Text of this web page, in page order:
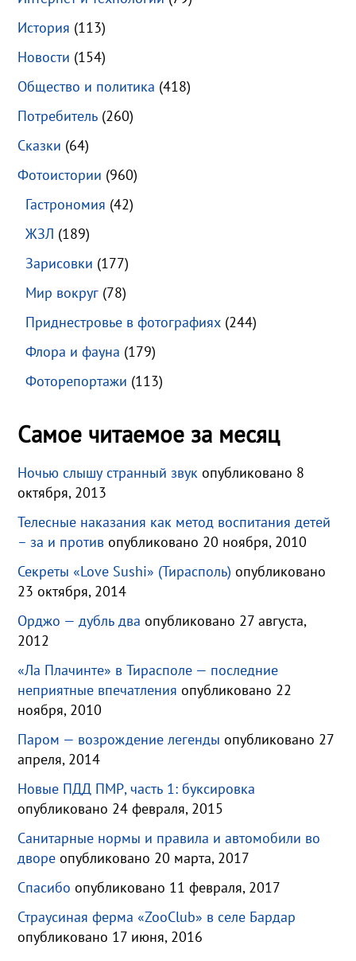
История (113)
Новости (154)
Общество и политика (418)
Потребитель (260)
Сказки (64)
Фотоистории (960)
Гастрономия (42)
ЖЗЛ (189)
Зарисовки (177)
Мир вокруг (78)
Приднестровье в фотографиях (244)
Флора и фауна (179)
Фоторепортажи (113)
Самое читаемое за месяц
Ночью слышу странный звук опубликовано 8
октября, 2013
Телесные наказания как метод воспитания детей
– за и против опубликовано 20 ноября, 2010
Секреты «Love Sushi» (Тирасполь) опубликовано
23 октября, 2014
Орджо — дубль два опубликовано 27 августа,
2012
«Ла Плачинте» в Тирасполе — последние
неприятные впечатления опубликовано 22
ноября, 2010
Паром — возрождение легенды опубликовано 27
апреля, 2014
Новые ПДД ПМР, часть 1: буксировка
опубликовано 24 февраля, 2015
Санитарные нормы и правила и автомобили во
дворе опубликовано 20 марта, 2017
Спасибо опубликовано 11 февраля, 2017
Страусиная ферма «ZooClub» в селе Бардар
опубликовано 17 июня, 2016